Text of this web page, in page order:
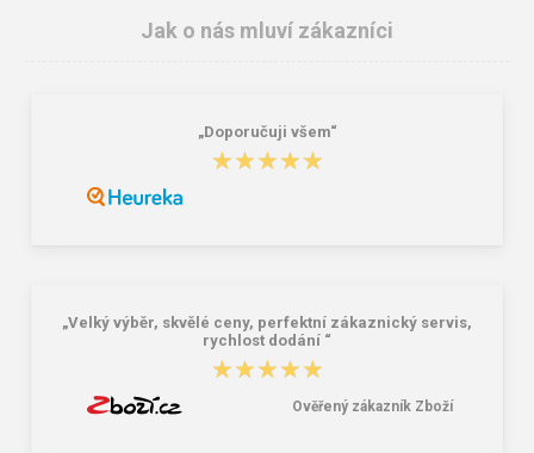
Jak o nás mluví zákazníci
„Doporučuji všem“
★★★★★
★★★★★
„Velký výběr, skvělé ceny, perfektní zákaznický servis,
rychlost dodání “
★★★★★
★★★★★
Ověřený zákazník Zboží